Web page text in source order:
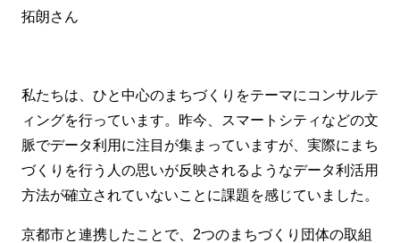
拓朗さん
私たちは、ひと中心のまちづくりをテーマにコンサルテ
ィングを行っています。昨今、スマートシティなどの文
脈でデータ利用に注目が集まっていますが、実際にまち
づくりを行う人の思いが反映されるようなデータ利活用
方法が確立されていないことに課題を感じていました。
京都市と連携したことで、2つのまちづくり団体の取組